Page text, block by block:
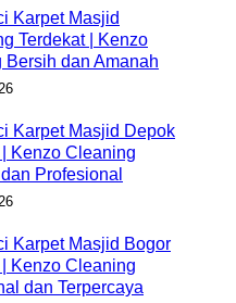
Karpet Masjid
Terdekat | Kenzo
Bersih dan Amanah
Karpet Masjid Depok
Kenzo Cleaning
Profesional
Karpet Masjid Bogor
Kenzo Cleaning
dan Terpercaya